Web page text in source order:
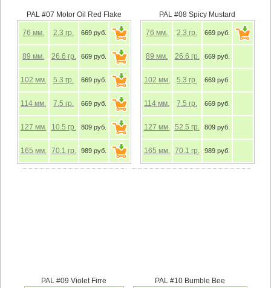
PAL #07 Motor Oil Red Flake
76 мм. 2.3 гр. 669 руб.
89 мм. 26.6 гр. 669 руб.
102 мм. 5.3 гр. 669 руб.
114 мм. 7.5 гр. 669 руб.
127 мм. 10.5 гр. 809 руб.
165 мм. 70.1 гр. 989 руб.
PAL #08 Spicy Mustard
76 мм. 2.3 гр. 669 руб.
89 мм. 26.6 гр. 669 руб.
102 мм. 5.3 гр. 669 руб.
114 мм. 7.5 гр. 669 руб.
127 мм. 52.5 гр. 809 руб.
165 мм. 70.1 гр. 989 руб.
PAL #09 Violet Firre PAL #10 Bumble Bee